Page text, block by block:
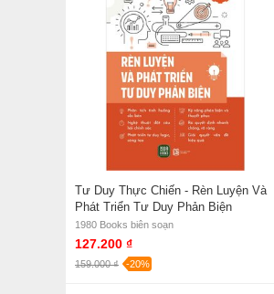
Tư Duy Thực Chiến - Rèn Luyện Và
Phát Triển Tư Duy Phản Biện
1980 Books biên soạn
127.200 ₫
159.000 ₫ -20%